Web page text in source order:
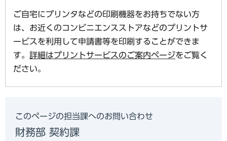
ご自宅にプリンタなどの印刷機器をお持ちでない方
は、お近くのコンビニエンスストアなどのプリントサ
ービスを利用して申請書等を印刷することができま
す。 詳細はプリントサービスのご案内ページをご覧く
ださい。
このページの担当課へのお問い合わせ
財務部 契約課